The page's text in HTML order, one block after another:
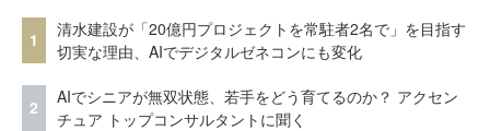
1
清水建設が「20億円プロジェクトを常駐者2名で」を目指す
切実な理由、AIでデジタルゼネコンにも変化
2
AIでシニアが無双状態、若手をどう育てるのか？ アクセン
チュア トップコンサルタントに聞く